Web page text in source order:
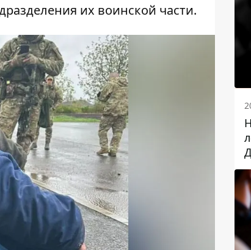
их воинской части.